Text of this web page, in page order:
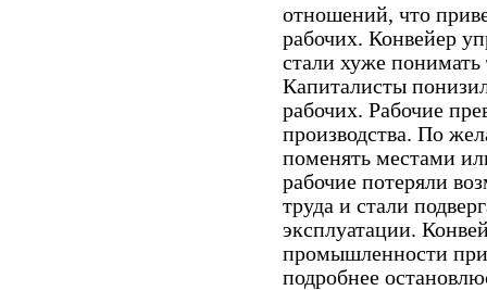
отношений, что
рабочих. Конвейер
стали хуже понимать
Капиталисты
рабочих. Рабочие
производства. По
поменять местами
рабочие потеряли
труда и стали
эксплуатации.
промышленности
подробнее